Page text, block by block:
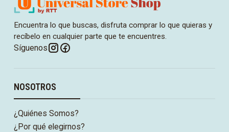
Encuentra lo que buscas, disfruta comprar lo que quieras y
recíbelo en cualquier parte que te encuentres.
Síguenos
NOSOTROS
¿Quiénes Somos?
¿Por qué elegirnos?